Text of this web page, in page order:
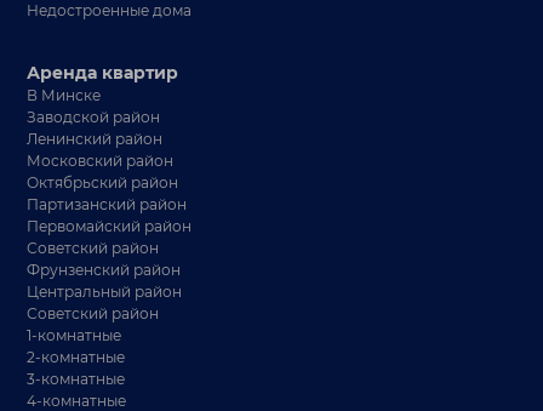
Недостроенные дома
Аренда квартир
В Минске
Заводской район
Ленинский район
Московский район
Октябрьский район
Партизанский район
Первомайский район
Советский район
Фрунзенский район
Центральный район
Советский район
1-комнатные
2-комнатные
3-комнатные
4-комнатные